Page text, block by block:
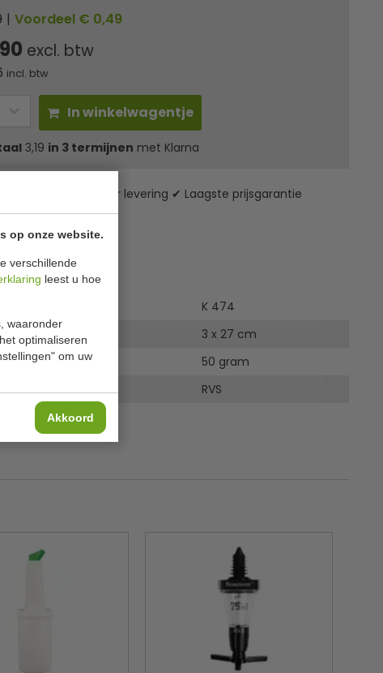
op onze website.
verschillende
leest u hoe
waaronder
optimaliseren
om uw
Akkoord
| Voordeel € 0,49
excl. btw
incl. btw
In winkelwagentje
3,19 in 3 termijnen met Klarna
verzending* ✔ 24 uur levering ✔ Laagste prijsgarantie
K 474
Ø x H
3 x 27 cm
50 gram
RVS